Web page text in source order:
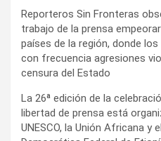
Reporteros Sin Fronteras
trabajo de la prensa
países de la región, donde
con frecuencia agresiones
censura del Estado
La 26ª edición de la
libertad de prensa está
UNESCO, la Unión Africana y